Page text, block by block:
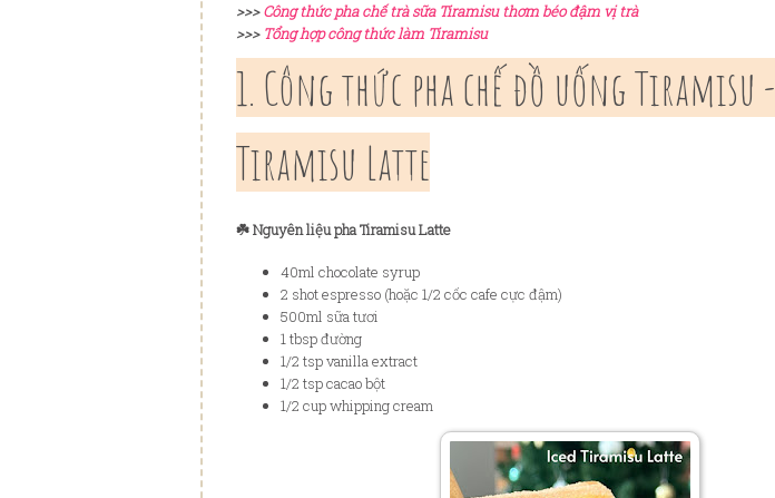
>>>Công thức pha chế trà sữa Tiramisu thơm béo đậm vị trà
>>> Tổng hợp công thức làm Tiramisu
1. Công thức pha chế đồ uống Tiramisu -
Tiramisu Latte
☘️ Nguyên liệu pha Tiramisu Latte
40ml chocolate syrup
2 shot espresso (hoặc 1/2 cốc cafe cực đậm)
500ml sữa tươi
1 tbsp đường
1/2 tsp vanilla extract
1/2 tsp cacao bột
1/2 cup whipping cream